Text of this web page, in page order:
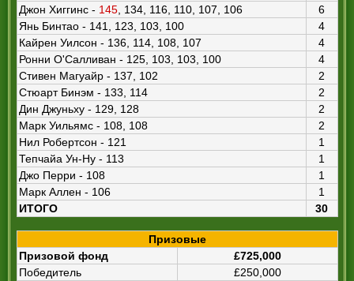
Джон Хиггинс - 145, 134, 116, 110, 107, 106
6
Янь Бинтао - 141, 123, 103, 100
4
Кайрен Уилсон - 136, 114, 108, 107
4
Ронни О'Салливан - 125, 103, 103, 100
4
Стивен Магуайр - 137, 102
2
Стюарт Бинэм - 133, 114
2
Дин Джуньху - 129, 128
2
Марк Уильямс - 108, 108
2
Нил Робертсон - 121
1
Тепчайа Ун-Ну - 113
1
Джо Перри - 108
1
Марк Аллен - 106
1
ИТОГО
30
Призовые
Призовой фонд
£725,000
Победитель
£250,000